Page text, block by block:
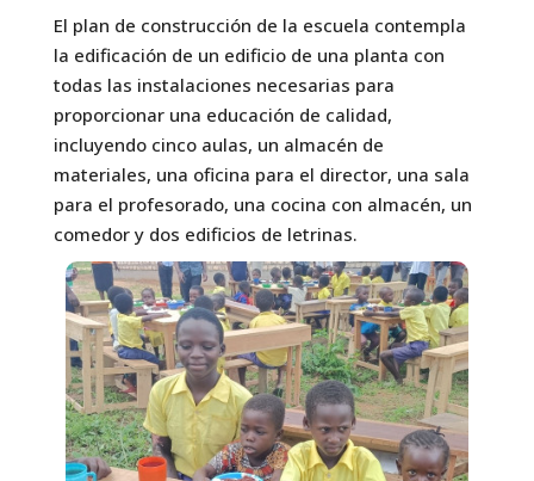
El plan de construcción de la escuela contempla
la edificación de un edificio de una planta con
todas las instalaciones necesarias para
proporcionar una educación de calidad,
incluyendo cinco aulas, un almacén de
materiales, una oficina para el director, una sala
para el profesorado, una cocina con almacén, un
comedor y dos edificios de letrinas.